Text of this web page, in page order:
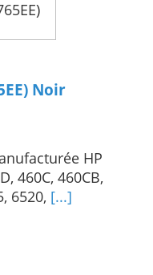
Noir
HP
460C, 460CB,
6520, [...]